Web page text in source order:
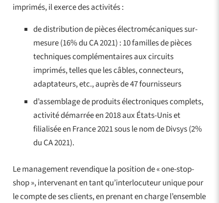
imprimés, il exerce des activités :
de distribution de pièces électromécaniques sur-
mesure (16% du CA 2021) : 10 familles de pièces
techniques complémentaires aux circuits
imprimés, telles que les câbles, connecteurs,
adaptateurs, etc., auprès de 47 fournisseurs
d’assemblage de produits électroniques complets,
activité démarrée en 2018 aux États-Unis et
filialisée en France 2021 sous le nom de Divsys (2%
du CA 2021).
Le management revendique la position de « one-stop-
shop », intervenant en tant qu’interlocuteur unique pour
le compte de ses clients, en prenant en charge l’ensemble